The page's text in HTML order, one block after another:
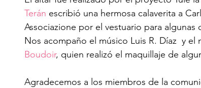
Terán escribió una hermosa calaverita a
Associazione por el vestuario para algunas
Nos acompaño el músico Luis R. Díaz  y el
Boudoir, quien realizó el maquillaje de
Agradecemos a los miembros de la